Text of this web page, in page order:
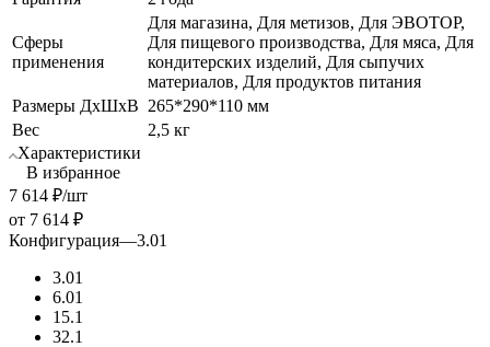
Сферы
применения
Для магазина, Для метизов, Для ЭВОТОР,
Для пищевого производства, Для мяса, Для
кондитерских изделий, Для сыпучих
материалов, Для продуктов питания
Размеры ДхШхВ 265*290*110 мм
Вес
2,5 кг
Характеристики
В избранное
7 614 ₽/шт
от 7 614 ₽
Конфигурация—3.01
3.01
6.01
15.1
32.1